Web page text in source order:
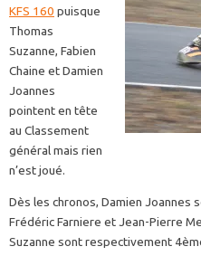
KFS 160 puisque
Thomas
Suzanne, Fabien
Chaine et Damien
Joannes
pointent en tête
au Classement
général mais rien
n’est joué.
Dès les chronos, Damien Joannes
Frédéric Farniere et Jean-Pierre
Suzanne sont respectivement